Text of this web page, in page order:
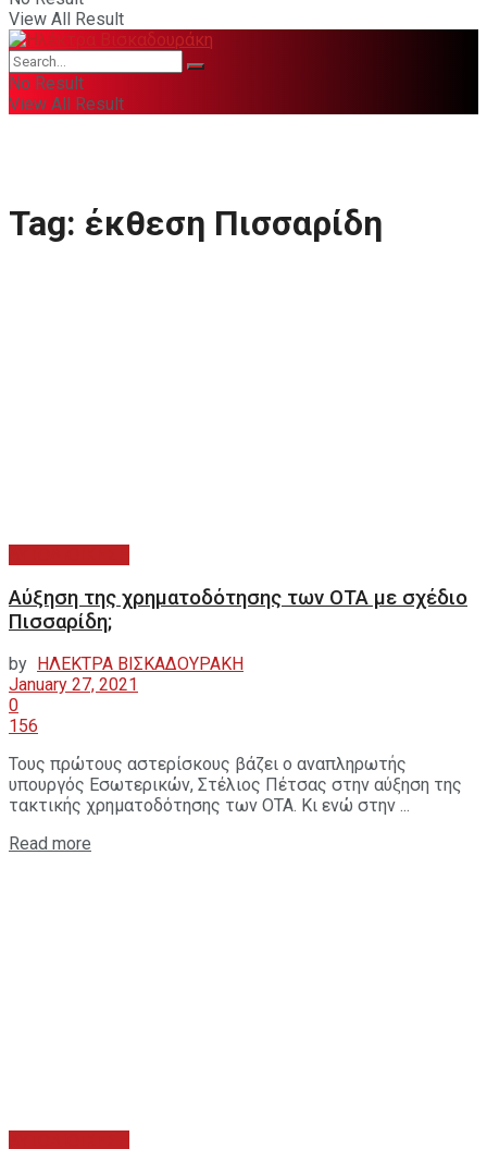
View All Result
No Result
View All Result
Tag: έκθεση Πισσαρίδη
Αύξηση της χρηματοδότησης των ΟΤΑ με σχέδιο
Πισσαρίδη;
by
ΗΛΕΚΤΡΑ ΒΙΣΚΑΔΟΥΡΑΚΗ
January 27, 2021
0
156
Τους πρώτους αστερίσκους βάζει ο αναπληρωτής
υπουργός Εσωτερικών, Στέλιος Πέτσας στην αύξηση της
τακτικής χρηματοδότησης των ΟΤΑ. Κι ενώ στην ...
Read more